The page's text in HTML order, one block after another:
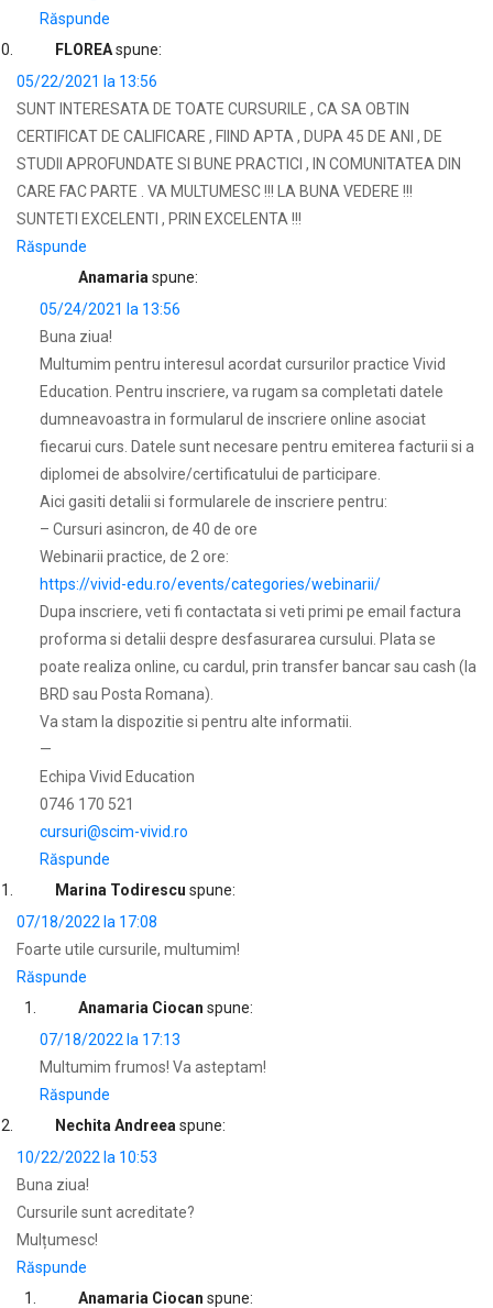
Răspunde
FLOREAspune:
05/22/2021 la 13:56
SUNT INTERESATA DE TOATE CURSURILE , CA SA OBTIN
CERTIFICAT DE CALIFICARE , FIIND APTA , DUPA 45 DE ANI , DE
STUDII APROFUNDATE SI BUNE PRACTICI , IN COMUNITATEA DIN
CARE FAC PARTE . VA MULTUMESC !!! LA BUNA VEDERE !!!
SUNTETI EXCELENTI , PRIN EXCELENTA !!!
Răspunde
Anamaria spune:
05/24/2021 la 13:56
Buna ziua!
Multumim pentru interesul acordat cursurilor practice Vivid
Education. Pentru inscriere, va rugam sa completati datele
dumneavoastra in formularul de inscriere online asociat
fiecarui curs. Datele sunt necesare pentru emiterea facturii si a
diplomei de absolvire/certificatului de participare.
Aici gasiti detalii si formularele de inscriere pentru:
– Cursuri asincron, de 40 de ore
Webinarii practice, de 2 ore:
https://vivid-edu.ro/events/categories/webinarii/
Dupa inscriere, veti fi contactata si veti primi pe email factura
proforma si detalii despre desfasurarea cursului. Plata se
poate realiza online, cu cardul, prin transfer bancar sau cash (la
BRD sau Posta Romana).
Va stam la dispozitie si pentru alte informatii.
—
Echipa Vivid Education
0746 170 521
cursuri@scim-vivid.ro
Răspunde
Marina Todirescu spune:
07/18/2022 la 17:08
Foarte utile cursurile, multumim!
Răspunde
Anamaria Ciocan spune:
07/18/2022 la 17:13
Multumim frumos! Va asteptam!
Răspunde
Nechita Andreea spune:
10/22/2022 la 10:53
Buna ziua!
Cursurile sunt acreditate?
Mulțumesc!
Răspunde
Anamaria Ciocan spune: